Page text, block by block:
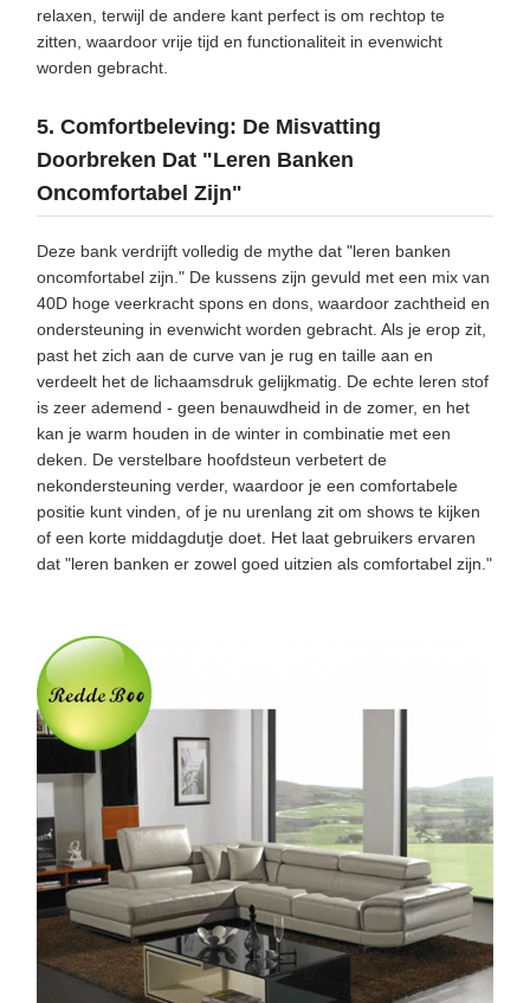
relaxen, terwijl de andere kant perfect is om rechtop te
zitten, waardoor vrije tijd en functionaliteit in evenwicht
worden gebracht.
5. Comfortbeleving: De Misvatting
Doorbreken Dat "Leren Banken
Oncomfortabel Zijn"
Deze bank verdrijft volledig de mythe dat "leren banken
oncomfortabel zijn." De kussens zijn gevuld met een mix van
40D hoge veerkracht spons en dons, waardoor zachtheid en
ondersteuning in evenwicht worden gebracht. Als je erop zit,
past het zich aan de curve van je rug en taille aan en
verdeelt het de lichaamsdruk gelijkmatig. De echte leren stof
is zeer ademend - geen benauwdheid in de zomer, en het
kan je warm houden in de winter in combinatie met een
deken. De verstelbare hoofdsteun verbetert de
nekondersteuning verder, waardoor je een comfortabele
positie kunt vinden, of je nu urenlang zit om shows te kijken
of een korte middagdutje doet. Het laat gebruikers ervaren
dat "leren banken er zowel goed uitzien als comfortabel zijn."